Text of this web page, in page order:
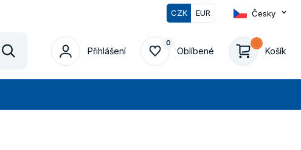
CZK EUR Česky
Vyhledat
Přihlášení Oblíbené
0
Košík